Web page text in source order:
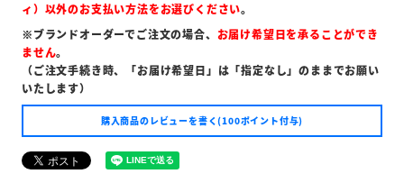
ィ）以外のお支払い方法をお選びください。
※ブランドオーダーでご注文の場合、 お届け希望日を承ることができ
ません。
（ご注文手続き時、「お届け希望日」は「指定なし」のままでお願い
いたします）
購入商品のレビューを書く(100ポイント付与)